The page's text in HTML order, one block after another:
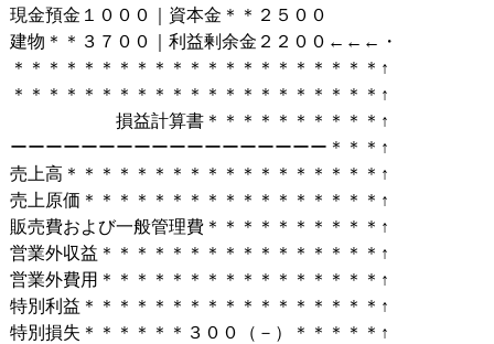
現金預金１０００｜資本金＊＊２５００
建物＊＊３７００｜利益剰余金２２００←←←・
＊＊＊＊＊＊＊＊＊＊＊＊＊＊＊＊＊＊＊＊＊↑
＊＊＊＊＊＊＊＊＊＊＊＊＊＊＊＊＊＊＊＊＊↑
損益計算書＊＊＊＊＊＊＊＊＊＊↑
ーーーーーーーーーーーーーーーーーー＊＊＊↑
売上高＊＊＊＊＊＊＊＊＊＊＊＊＊＊＊＊＊＊↑
売上原価＊＊＊＊＊＊＊＊＊＊＊＊＊＊＊＊＊↑
販売費および一般管理費＊＊＊＊＊＊＊＊＊＊↑
営業外収益＊＊＊＊＊＊＊＊＊＊＊＊＊＊＊＊↑
営業外費用＊＊＊＊＊＊＊＊＊＊＊＊＊＊＊＊↑
特別利益＊＊＊＊＊＊＊＊＊＊＊＊＊＊＊＊＊↑
特別損失＊＊＊＊＊＊３００（－）＊＊＊＊＊↑